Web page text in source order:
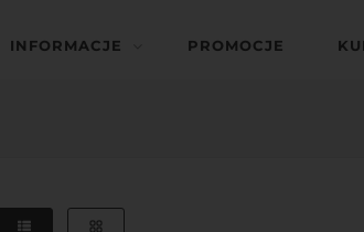
INFORMACJE PROMOCJE